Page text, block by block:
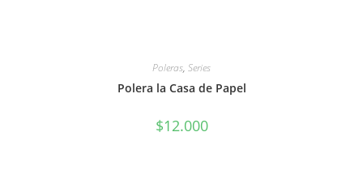
Poleras, Series
Polera la Casa de Papel
$12.000